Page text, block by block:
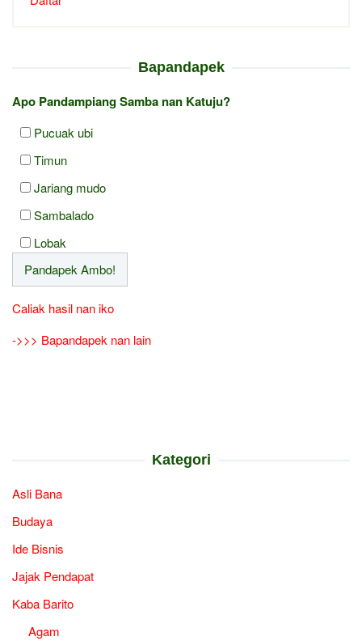
Bapandapek
Apo Pandampiang Samba nan Katuju?
Pucuak ubi
Timun
Jariang mudo
Sambalado
Lobak
Caliak hasil nan iko
->>> Bapandapek nan lain
Kategori
Asli Bana
Budaya
Ide Bisnis
Jajak Pendapat
Kaba Barito
Agam